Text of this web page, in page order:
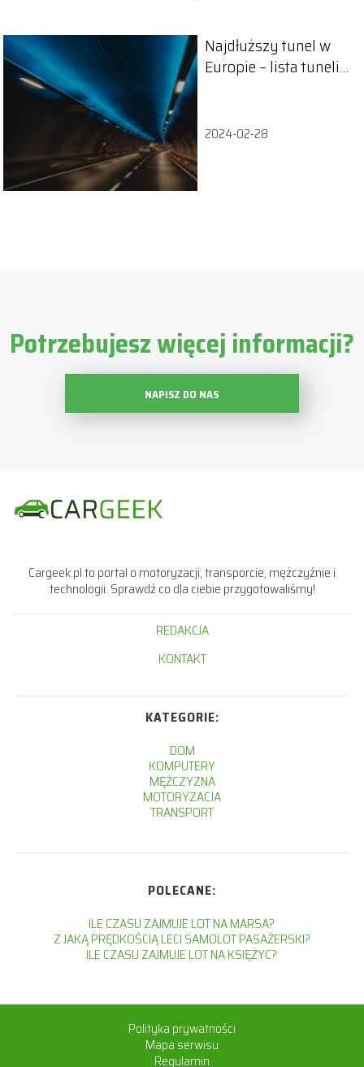
Najdłuższy tunel w
Europie – lista tuneli
2024-02-28
Potrzebujesz więcej informacji?
NAPISZ DO NAS
Cargeek.pl to portal o motoryzacji, transporcie, mężczyźnie i
technologii. Sprawdź co dla ciebie przygotowaliśmy!
REDAKCJA
KONTAKT
KATEGORIE:
DOM
KOMPUTERY
MĘŻCZYZNA
MOTORYZACJA
TRANSPORT
POLECANE:
ILE CZASU ZAJMUJE LOT NA MARSA?
Z JAKĄ PRĘDKOŚCIĄ LECI SAMOLOT PASAŻERSKI?
ILE CZASU ZAJMUJE LOT NA KSIĘŻYC?
Polityka prywatności
Mapa serwisu
Regulamin